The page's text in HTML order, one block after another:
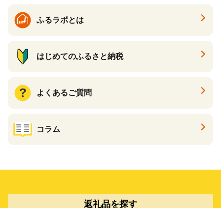
ふるラボとは
はじめてのふるさと納税
よくあるご質問
コラム
返礼品を探す